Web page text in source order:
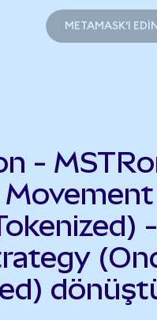
METAMASK'I
-
Movement
-